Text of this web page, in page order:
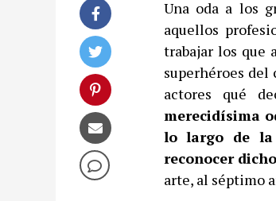
Una oda a los
aquellos
trabajar los que
superhéroes
actores qué
merecidísima
lo largo de la
reconocer
arte, al séptimo